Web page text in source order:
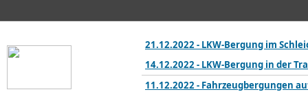
21.12.2022 - LKW-Bergung im
14.12.2022 - LKW-Bergung in der
11.12.2022 - Fahrzeugbergungen